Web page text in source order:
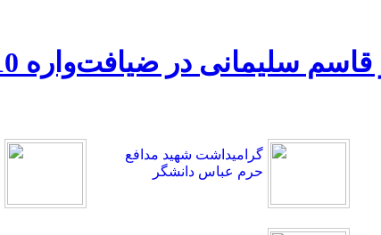
گرامیداشت شهید مدافع
حرم عباس دانشگر